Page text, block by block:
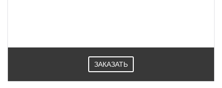
ЗАКАЗАТЬ